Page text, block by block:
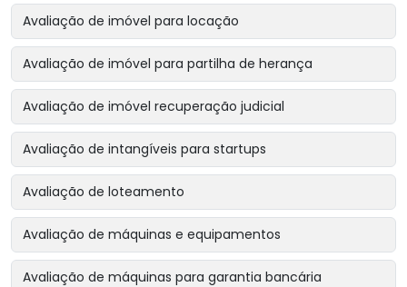
Avaliação de imóvel para locação
Avaliação de imóvel para partilha de herança
Avaliação de imóvel recuperação judicial
Avaliação de intangíveis para startups
Avaliação de loteamento
Avaliação de máquinas e equipamentos
Avaliação de máquinas para garantia bancária